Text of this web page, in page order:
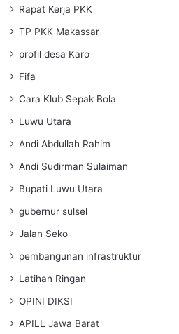
Rapat Kerja PKK
TP PKK Makassar
profil desa Karo
Fifa
Cara Klub Sepak Bola
Luwu Utara
Andi Abdullah Rahim
Andi Sudirman Sulaiman
Bupati Luwu Utara
gubernur sulsel
Jalan Seko
pembangunan infrastruktur
Latihan Ringan
OPINI DIKSI
APILL Jawa Barat